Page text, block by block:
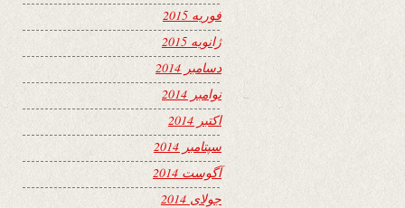
فوریه 2015
ژانویه 2015
دسامبر 2014
نوامبر 2014
اکتبر 2014
سپتامبر 2014
آگوست 2014
جولای 2014